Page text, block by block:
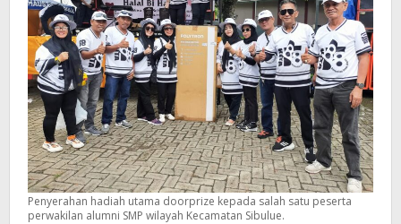
Penyerahan hadiah utama doorprize kepada salah satu peserta
perwakilan alumni SMP wilayah Kecamatan Sibulue.